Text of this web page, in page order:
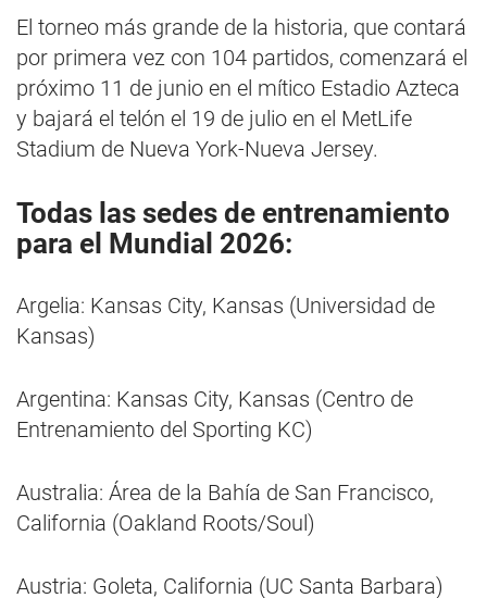
El torneo más grande de la historia, que contará
por primera vez con 104 partidos, comenzará el
próximo 11 de junio en el mítico Estadio Azteca
y bajará el telón el 19 de julio en el MetLife
Stadium de Nueva York-Nueva Jersey.
Todas las sedes de entrenamiento
para el Mundial 2026:
Argelia: Kansas City, Kansas (Universidad de
Kansas)
Argentina: Kansas City, Kansas (Centro de
Entrenamiento del Sporting KC)
Australia: Área de la Bahía de San Francisco,
California (Oakland Roots/Soul)
Austria: Goleta, California (UC Santa Barbara)